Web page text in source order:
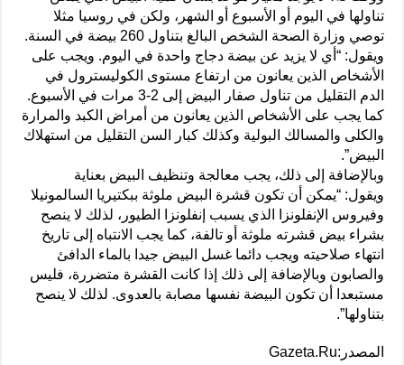
تناولها في اليوم أو الأسبوع أو الشهر، ولكن في روسيا مثلا
توصي وزارة الصحة الشخص البالغ بتناول 260 بيضة في السنة.
ويقول: “أي لا يزيد عن بيضة دجاج واحدة في اليوم. ويجب على
الأشخاص الذين يعانون من ارتفاع مستوى الكوليسترول في
الدم التقليل من تناول صفار البيض إلى 2-3 مرات في الأسبوع.
كما يجب على الأشخاص الذين يعانون من أمراض الكبد والمرارة
والكلى والمسالك البولية وكذلك كبار السن التقليل من استهلاك
البيض”.
وبالإضافة إلى ذلك، يجب معالجة وتنظيف البيض بعناية
ويقول: “يمكن أن تكون قشرة البيض ملوثة ببكتيريا السالمونيلا
وفيروس الإنفلونزا الذي يسبب إنفلونزا الطيور، لذلك لا ينصح
بشراء بيض قشرته ملوثة أو تالفة، كما يجب الانتباه إلى تاريخ
انتهاء صلاحيته ويجب دائما غسل البيض جيدا بالماء الدافئ
والصابون وبالإضافة إلى ذلك إذا كانت القشرة متضررة، فليس
مستبعدا أن تكون البيضة نفسها مصابة بالعدوى. لذلك لا ينصح
بتناولها”.
المصدر:Gazeta.Ru